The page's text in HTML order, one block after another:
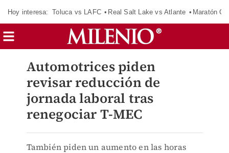
Hoy interesa: Toluca vs LAFC Real Salt Lake vs Atlante Maratón
Automotrices piden
revisar reducción de
jornada laboral tras
renegociar T-MEC
También piden un aumento en las horas